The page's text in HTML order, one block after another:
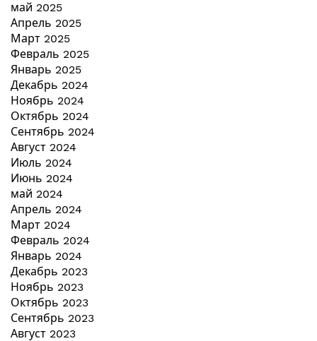
май 2025
Апрель 2025
Март 2025
Февраль 2025
Январь 2025
Декабрь 2024
Ноябрь 2024
Октябрь 2024
Сентябрь 2024
Август 2024
Июль 2024
Июнь 2024
май 2024
Апрель 2024
Март 2024
Февраль 2024
Январь 2024
Декабрь 2023
Ноябрь 2023
Октябрь 2023
Сентябрь 2023
Август 2023